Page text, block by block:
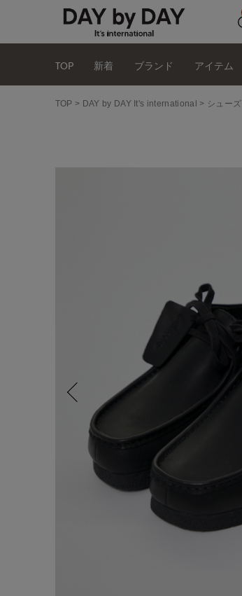
TOP 新着 ブランド アイテム
TOP DAY by DAY It's international シューズ